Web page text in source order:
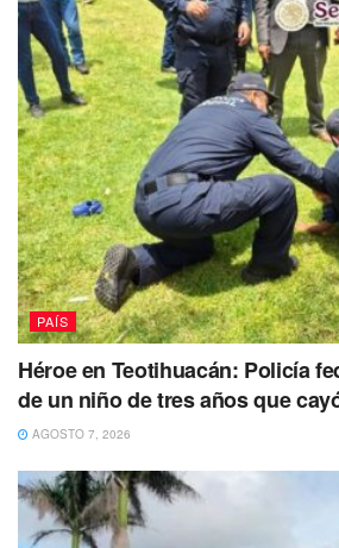
calor en diversas regiones del
Copa Mundial de la FIFA 2026:
evento deportivo en México, que
logísticos en las ciudades sede.
Fechas planteadas por la SEP (en
Fin del ciclo 2025-2026:
PAÍS
Héroe en Teotihuacán: Policía
de un niño de tres años que
AGOSTO 7, 2026